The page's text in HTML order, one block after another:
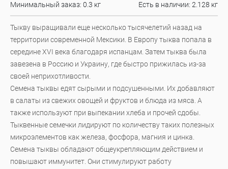
Минимальный заказ: 0.3 кг
Есть в наличии: 2.128 кг
Тыкву выращивали еще несколько тысячелетий назад на
территории современной Мексики. В Европу тыква попала в
середине XVI века благодаря испанцам. Затем тыква была
завезена в Россию и Украину, где быстро прижилась из-за
своей неприхотливости.
Семена тыквы едят сырыми и подсушенными. Их добавляют
в салаты из свежих овощей и фруктов и блюда из мяса. А
также используют при выпекании хлеба и прочей сдобы.
Тыквенные семечки лидируют по количеству таких полезных
микроэлементов как железа, фосфора, магния и цинка.
Семена тыквы обладают общеукрепляющим действием и
повышают иммунитет. Они стимулируют работу